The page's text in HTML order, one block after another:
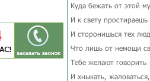
Куда бежать от этой
И к свету простираешь
И сторонишься тех
Что лишь от немощи
Тебе желают говорить
И хныкать,